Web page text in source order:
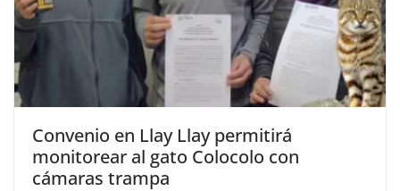
Convenio en Llay Llay permitirá
monitorear al gato Colocolo con
cámaras trampa